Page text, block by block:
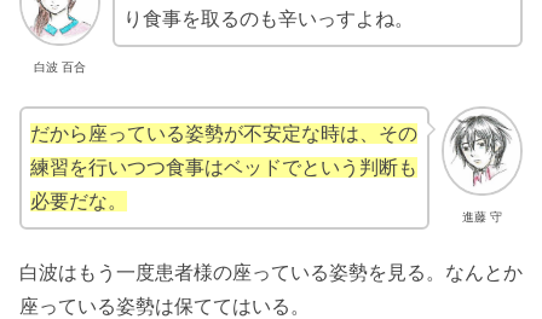
白波 百合
り食事を取るのも辛いっすよね。
進藤 守
だから座っている姿勢が不安定な時は、その
練習を行いつつ食事はベッドでという判断も
必要だな。
白波はもう一度患者様の座っている姿勢を見る。なんとか
座っている姿勢は保ててはいる。